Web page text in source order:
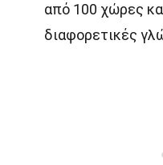
από 100 χώρες
διαφορετικές